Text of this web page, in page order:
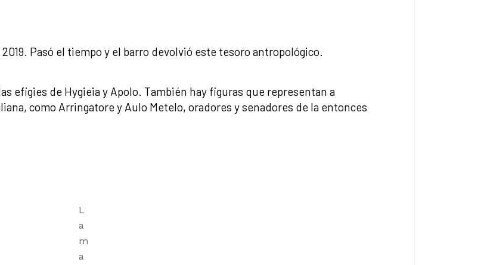
Pasó el tiempo y el barro devolvió este tesoro antropológico.
efigies de Hygieia y Apolo. También hay figuras que representan a
como Arringatore y Aulo Metelo, oradores y senadores de la entonces
L
a
m
a